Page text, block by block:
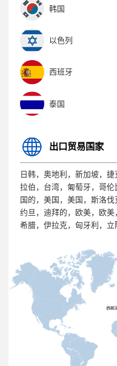
韩国
以色列
西班牙
泰国
出口贸易国家
日韩，奥地利，新加坡，
拉伯，台湾，匍萄牙，哥
国的，美国，美国，斯洛伐
约旦，迪拜的，欧美，欧美
希腊，伊拉克，匈牙利，立